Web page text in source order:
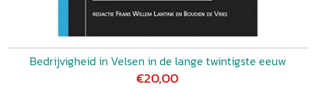
Bedrijvigheid in Velsen in de lange twintigste eeuw
€20,00